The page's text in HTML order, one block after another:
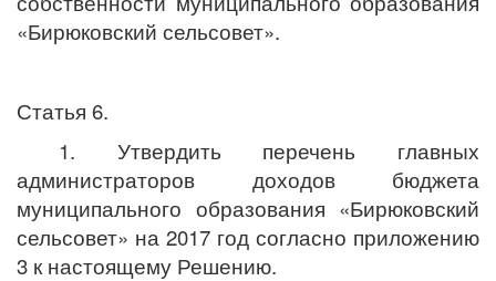
«Бирюковский сельсовет».
Статья 6.
1. Утвердить перечень главных
администраторов доходов бюджета
муниципального образования «Бирюковский
сельсовет» на 2017 год согласно приложению
3 к настоящему Решению.